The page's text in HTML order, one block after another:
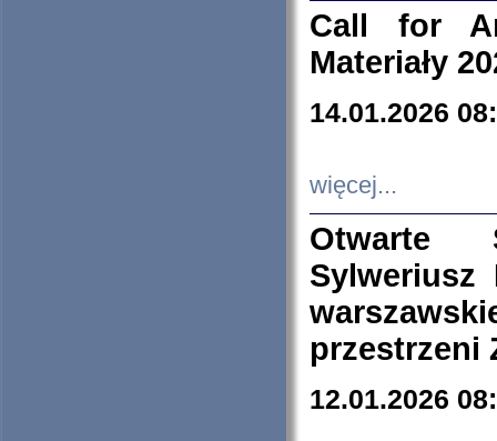
Call for
Materiały
14.01.2026
więcej...
Otwarte
Sylweriusz
przestrzeni
12.01.2026